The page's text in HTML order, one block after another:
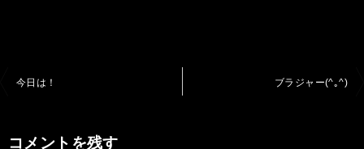
今日は！ ブラジャー(^｡^)
コメントを残す